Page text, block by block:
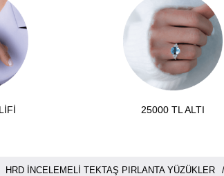
25000 TL ALTI
HRD İNCELEMELI TEKTAŞ PIRLANTA YÜZÜKLER